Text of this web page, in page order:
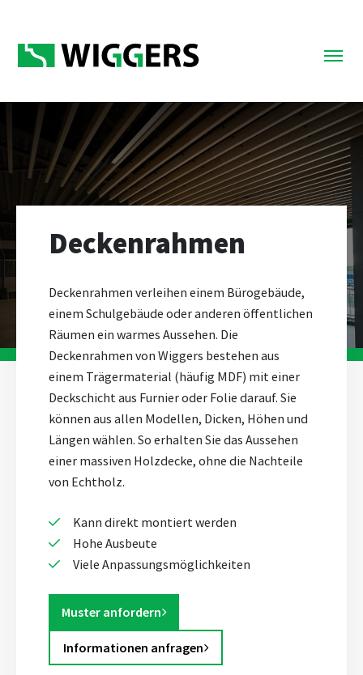
Deckenrahmen
Deckenrahmen verleihen einem Bürogebäude,
einem Schulgebäude oder anderen öffentlichen
Räumen ein warmes Aussehen. Die
Deckenrahmen von Wiggers bestehen aus
einem Trägermaterial (häufig MDF) mit einer
Deckschicht aus Furnier oder Folie darauf. Sie
können aus allen Modellen, Dicken, Höhen und
Längen wählen. So erhalten Sie das Aussehen
einer massiven Holzdecke, ohne die Nachteile
von Echtholz.
Kann direkt montiert werden
Hohe Ausbeute
Viele Anpassungsmöglichkeiten
Muster anfordern
Informationen anfragen